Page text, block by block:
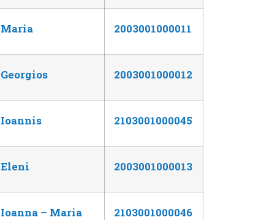
Maria 2003001000011
Georgios 2003001000012
Ioannis 2103001000045
Eleni 2003001000013
Ioanna – Maria 2103001000046